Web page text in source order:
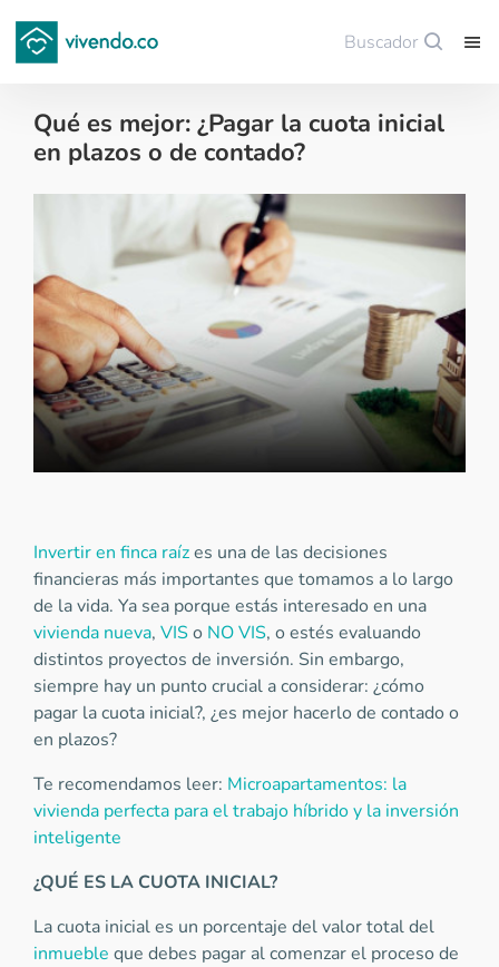
Buscador
Qué es mejor: ¿Pagar la cuota inicial
en plazos o de contado?
Financiación de vivienda - 2025-08-08
Invertir en finca raízes una de las decisiones
financieras más importantes que tomamos a lo largo
de la vida. Ya sea porque estás interesado en una
vivienda nueva, VISo NO VIS, o estés evaluando
distintos proyectos de inversión. Sin embargo,
siempre hay un punto crucial a considerar: ¿cómo
pagar la cuota inicial?, ¿es mejor hacerlo de contado o
en plazos?
Te recomendamos leer: Microapartamentos: la
vivienda perfecta para el trabajo híbrido y la inversión
inteligente
¿QUÉ ES LA CUOTA INICIAL?
La cuota inicial es un porcentaje del valor total del
inmueble que debes pagar al comenzar el proceso de
Guardar